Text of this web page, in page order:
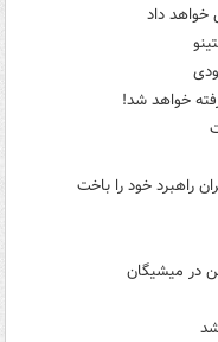
خواهد داد
خواهد شد!
راهبرد خود را باخت
در میشیگان